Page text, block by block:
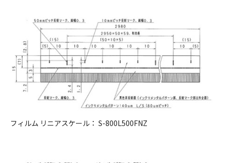
フィルム リニアスケール： S-800L500FNZ